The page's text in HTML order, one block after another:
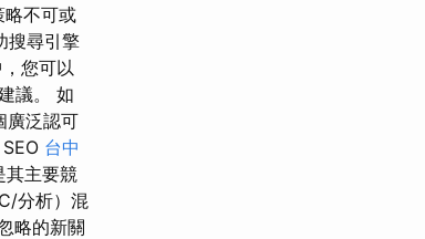
略不可或
搜尋引擎
您可以
議。 如
廣泛認可
台中
其主要競
分析）混
略的新關